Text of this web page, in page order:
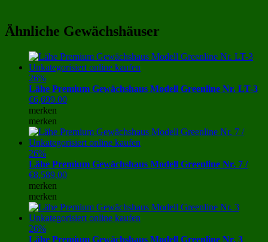
Ähnliche Gewächshäuser
26%
Lähe Premium Gewächshaus Modell Greenline Nr. LT-3
€6,699.00
merken
merken
26%
Lähe Premium Gewächshaus Modell Greenline Nr. 7 /
€8,589.00
merken
merken
26%
Lähe Premium Gewächshaus Modell Greenline Nr. 3